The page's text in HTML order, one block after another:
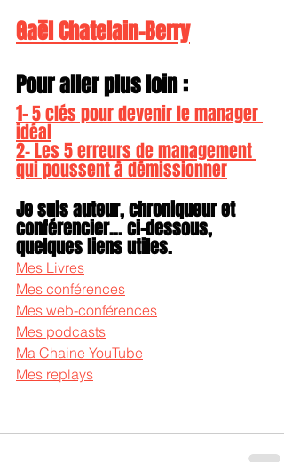
Gaël Chatelain-Berry
Pour aller plus loin :
1- 5 clés pour devenir le manager
idéal
2- Les 5 erreurs de management
qui poussent à démissionner
Je suis auteur, chroniqueur et
conférencier... ci-dessous,
quelques liens utiles.
Mes Livres
Mes conférences
Mes web-conférences
Mes podcasts
Ma Chaine YouTube
Mes replays